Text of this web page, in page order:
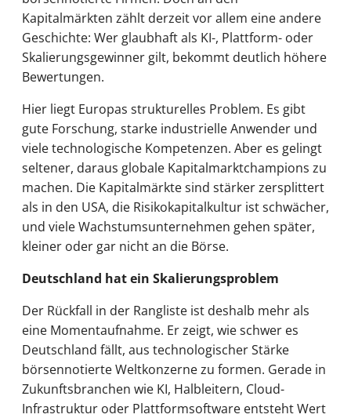
Kapitalmärkten zählt derzeit vor allem eine andere
Geschichte: Wer glaubhaft als KI-, Plattform- oder
Skalierungsgewinner gilt, bekommt deutlich höhere
Bewertungen.
Hier liegt Europas strukturelles Problem. Es gibt
gute Forschung, starke industrielle Anwender und
viele technologische Kompetenzen. Aber es gelingt
seltener, daraus globale Kapitalmarktchampions zu
machen. Die Kapitalmärkte sind stärker zersplittert
als in den USA, die Risikokapitalkultur ist schwächer,
und viele Wachstumsunternehmen gehen später,
kleiner oder gar nicht an die Börse.
Deutschland hat ein Skalierungsproblem
Der Rückfall in der Rangliste ist deshalb mehr als
eine Momentaufnahme. Er zeigt, wie schwer es
Deutschland fällt, aus technologischer Stärke
börsennotierte Weltkonzerne zu formen. Gerade in
Zukunftsbranchen wie KI, Halbleitern, Cloud-
Infrastruktur oder Plattformsoftware entsteht Wert